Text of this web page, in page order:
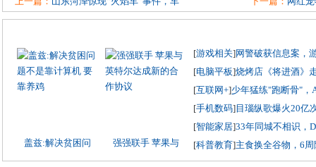
盖兹:解决贫困问 强强联手 苹果与
[游戏相关]网警破获信息案，
[电脑平板]烧烤店《将进酒》
[互联网+]少年猛练"跑断骨"，
[手机数码]目瑙纵歌爆火20亿
[智能家居]33年同城不相识，
[科普教育]主食换全谷物，6